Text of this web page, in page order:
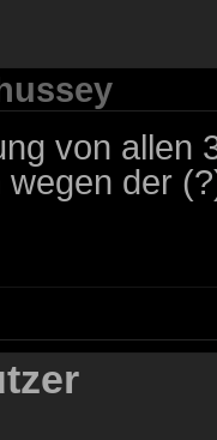
von allen
der